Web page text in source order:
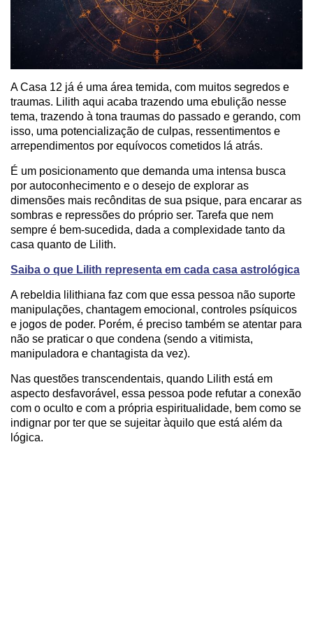
A Casa 12 já é uma área temida, com muitos segredos e
traumas. Lilith aqui acaba trazendo uma ebulição nesse
tema, trazendo à tona traumas do passado e gerando, com
isso, uma potencialização de culpas, ressentimentos e
arrependimentos por equívocos cometidos lá atrás.
É um posicionamento que demanda uma intensa busca
por autoconhecimento e o desejo de explorar as
dimensões mais recônditas de sua psique, para encarar as
sombras e repressões do próprio ser. Tarefa que nem
sempre é bem-sucedida, dada a complexidade tanto da
casa quanto de Lilith.
Saiba o que Lilith representa em cada casa astrológica
A rebeldia lilithiana faz com que essa pessoa não suporte
manipulações, chantagem emocional, controles psíquicos
e jogos de poder. Porém, é preciso também se atentar para
não se praticar o que condena (sendo a vitimista,
manipuladora e chantagista da vez).
Nas questões transcendentais, quando Lilith está em
aspecto desfavorável, essa pessoa pode refutar a conexão
com o oculto e com a própria espiritualidade, bem como se
indignar por ter que se sujeitar àquilo que está além da
lógica.